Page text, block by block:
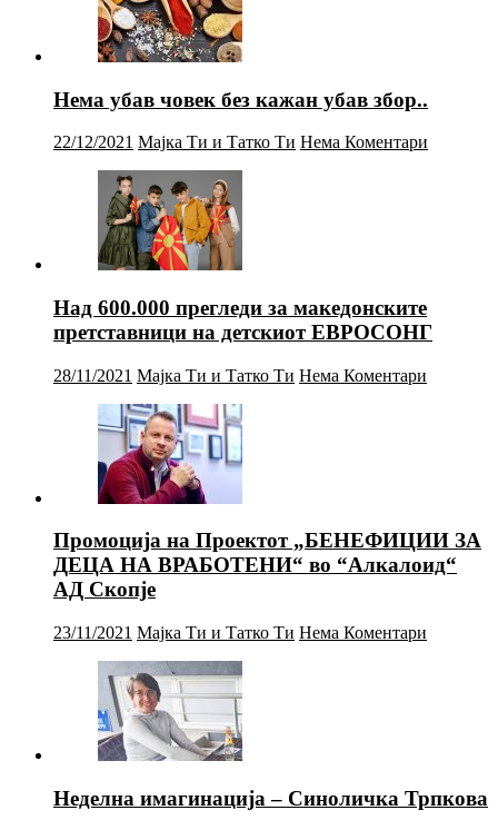
Нема убав човек без кажан убав збор..
22/12/2021 Мајка Ти и Татко Ти Нема Коментари
Над 600.000 прегледи за македонските
претставници на детскиот ЕВРОСОНГ
28/11/2021 Мајка Ти и Татко Ти Нема Коментари
Промоција на Проектот „БЕНЕФИЦИИ ЗА
ДЕЦА НА ВРАБОТЕНИ“ во “Алкалоид“
АД Скопје
23/11/2021 Мајка Ти и Татко Ти Нема Коментари
Неделна имагинација – Синоличка Трпкова